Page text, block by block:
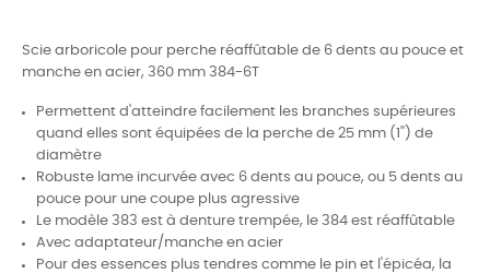
Scie arboricole pour perche réaffûtable de 6 dents au pouce et
manche en acier, 360 mm 384-6T
Permettent d'atteindre facilement les branches supérieures
quand elles sont équipées de la perche de 25 mm (1'') de
diamètre
Robuste lame incurvée avec 6 dents au pouce, ou 5 dents au
pouce pour une coupe plus agressive
Le modèle 383 est à denture trempée, le 384 est réaffûtable
Avec adaptateur/manche en acier
Pour des essences plus tendres comme le pin et l'épicéa, la